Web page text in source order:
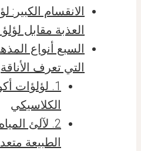
الانقسام الكبير:
العذبة مقابل لؤلؤ
السبع أنواع
التي تعرف الأناقة
1. لؤلؤات
الكلاسيكي
2. لآلئ
الطبيعة